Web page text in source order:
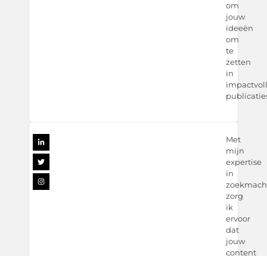
om
jouw
ideeën
om
te
zetten
in
Met
mijn
expertise
in
zorg
ik
ervoor
dat
jouw
content